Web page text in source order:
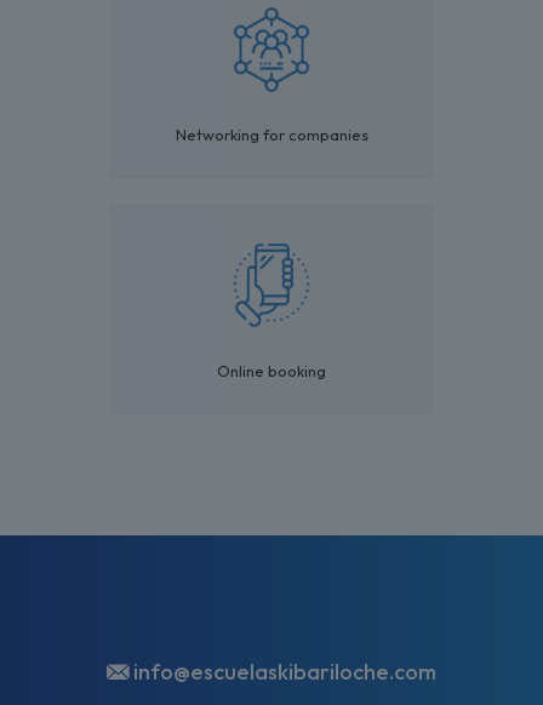
Networking for companies
Online booking
info@escuelaskibariloche.com